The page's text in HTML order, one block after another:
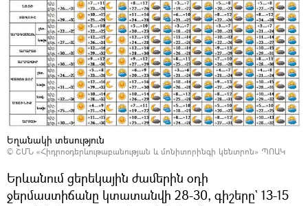
Եղանակի տեսություն
© ՇՄՆ «Հիդրոօդերևութաբանության և մոնիտորինգի կենտրոն» ՊՈԱԿ
Երևանում ցերեկային ժամերին օդի
ջերմաստիճանը կտատանվի 28-30, գիշերը` 13-15